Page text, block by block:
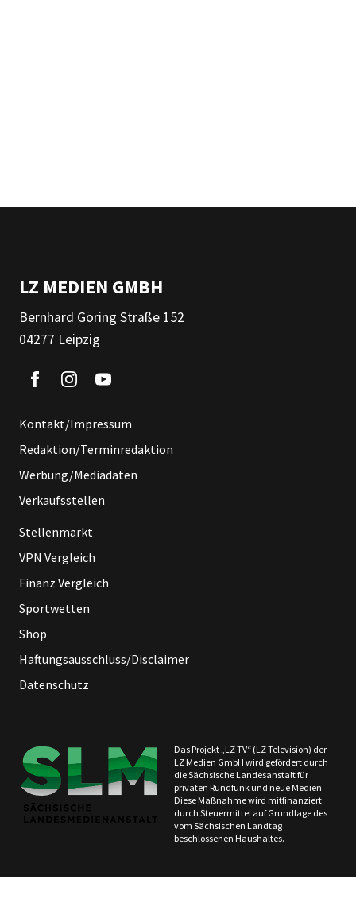
LZ MEDIEN GMBH
Bernhard Göring Straße 152
04277 Leipzig
Kontakt/Impressum
Redaktion/Terminredaktion
Werbung/Mediadaten
Verkaufsstellen
Stellenmarkt
VPN Vergleich
Finanz Vergleich
Sportwetten
Shop
Haftungsausschluss/Disclaimer
Datenschutz
Das Projekt „LZ TV“ (LZ Television) der
LZ Medien GmbH wird gefördert durch
die Sächsische Landesanstalt für
privaten Rundfunk und neue Medien.
Diese Maßnahme wird mitfinanziert
durch Steuermittel auf Grundlage des
vom Sächsischen Landtag
beschlossenen Haushaltes.